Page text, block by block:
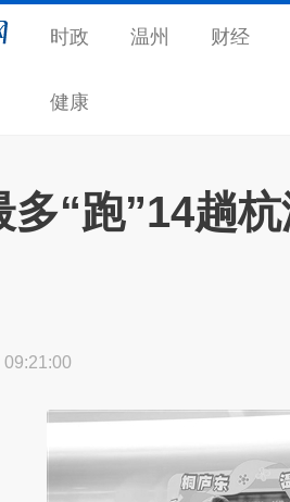
时政 温州 财经
健康
多“跑”14趟